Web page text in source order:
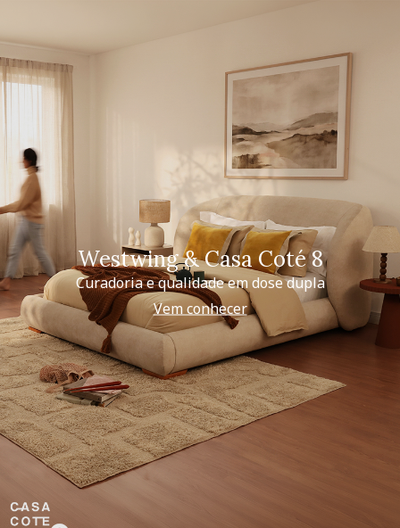
Westwing & Casa Coté 8
Curadoria e qualidade em dose dupla
Vem conhecer